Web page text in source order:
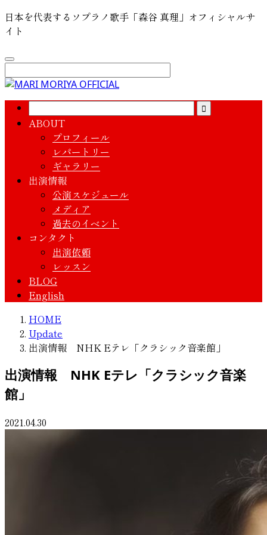
日本を代表するソプラノ歌手「森谷 真理」オフィシャルサ
イト
ABOUT
プロフィール
レパートリー
ギャラリー
出演情報
公演スケジュール
メディア
過去のイベント
コンタクト
出演依頼
レッスン
BLOG
English
HOME
Update
出演情報 NHK Eテレ「クラシック音楽館」
出演情報 NHK Eテレ「クラシック音楽
館」
2021.04.30